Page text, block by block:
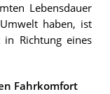
Lebensdauer
haben, ist
in Richtung eines
Fahrkomfort